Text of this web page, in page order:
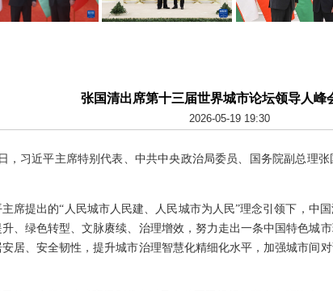
张国清出席第十三届世界城市论坛领导人峰
2026-05-19 19:30
，习近平主席特别代表、中共中央政治局委员、国务院副总理
席提出的“人民城市人民建、人民城市为人民”理念引领下，中
、绿色转型、文脉赓续、治理增效，努力走出一条中国特色城
居、安全韧性，提升城市治理智慧化精细化水平，加强城市间